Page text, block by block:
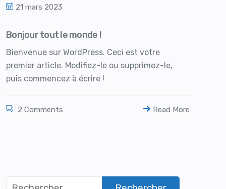
21 mars 2023
Bonjour tout le monde !
Bienvenue sur WordPress. Ceci est votre
premier article. Modifiez-le ou supprimez-le,
puis commencez à écrire !
2 Comments Read More